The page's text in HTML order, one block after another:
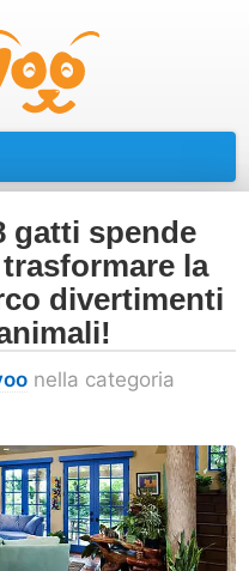
gatti spende
la
divertimenti
nella categoria